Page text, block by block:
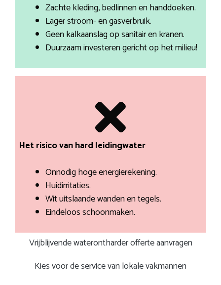
Zachte kleding, bedlinnen en handdoeken.
Lager stroom- en gasverbruik.
Geen kalkaanslag op sanitair en kranen.
Duurzaam investeren gericht op het milieu!
Het risico van hard leidingwater
Onnodig hoge energierekening.
Huidirritaties.
Wit uitslaande wanden en tegels.
Eindeloos schoonmaken.
Vrijblijvende waterontharder offerte aanvragen
Kies voor de service van lokale vakmannen